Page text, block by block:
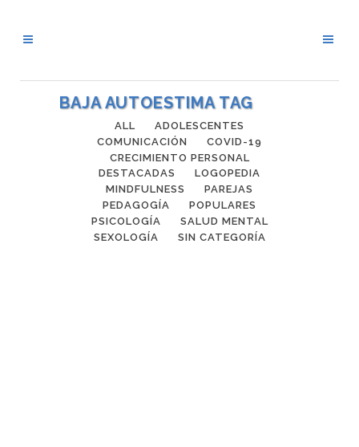
BAJA AUTOESTIMA TAG
ALL
ADOLESCENTES
COMUNICACIÓN
COVID-19
CRECIMIENTO PERSONAL
DESTACADAS
LOGOPEDIA
MINDFULNESS
PAREJAS
PEDAGOGÍA
POPULARES
PSICOLOGÍA
SALUD MENTAL
SEXOLOGÍA
SIN CATEGORÍA